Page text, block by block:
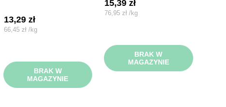
13,29 zł
66,45 zł /kg
BRAK W
MAGAZYNIE
15,39zł
76,95 zł /kg
BRAK W
MAGAZYNIE